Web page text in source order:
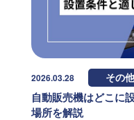
2026.03.28 その他
自動販売機はどこに
場所を解説